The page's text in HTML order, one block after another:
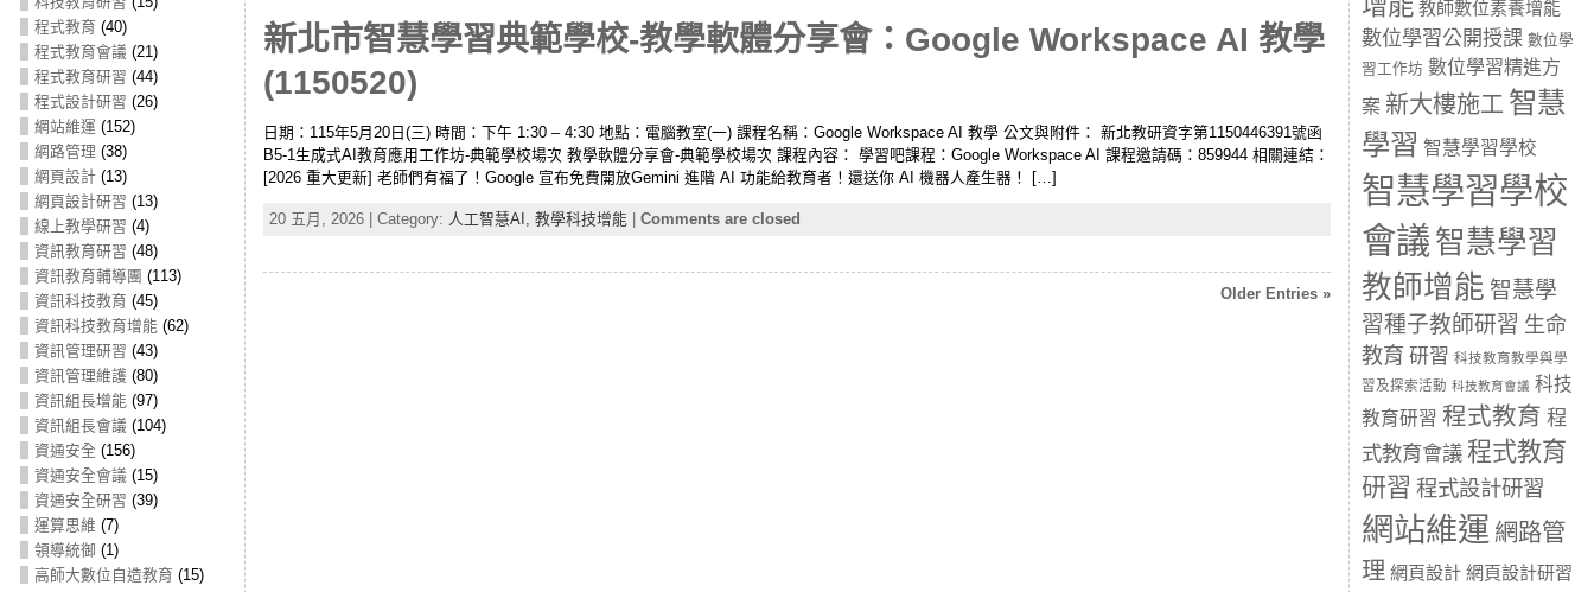
程式教育 (40)
程式教育會議 (21)
程式教育研習 (44)
程式設計研習 (26)
網站維運 (152)
網路管理 (38)
網頁設計(13)
網頁設計研習 (13)
線上教學研習 (4)
資訊教育研習 (48)
資訊教育輔導團 (113)
資訊科技教育 (45)
資訊科技教育增能(62)
資訊管理研習 (43)
資訊管理維護(80)
資訊組長增能(97)
資訊組長會議 (104)
資通安全 (156)
資通安全會議 (15)
資通安全研習 (39)
運算思維 (7)
領導統御 (1)
高師大數位自造教育 (15)
新北市智慧學習典範學校-教學軟體分享會：Google Workspace AI 教學
(1150520)
日期：115年5月20日(三) 時間：下午 1:30 – 4:30 地點：電腦教室(一) 課程名稱：Google Workspace AI 教學 公文與附件： 新北教研資字第1150446391號函
B5-1生成式AI教育應用工作坊-典範學校場次 教學軟體分享會-典範學校場次 課程內容： 學習吧課程：Google Workspace AI 課程邀請碼：859944 相關連結：
[2026 重大更新] 老師們有福了！Google 宣布免費開放Gemini 進階 AI 功能給教育者！還送你 AI 機器人產生器！ […]
20 五月, 2026 | Category: 人工智慧AI, 教學科技增能 Comments are closed
Older Entries »
教師數位素養增能
數位學習公開授課 數位學
習工作坊 數位學習精進方
案 新大樓施工 智慧
學習 智慧學習學校
智慧學習學校
會議 智慧學習
教師增能 智慧學
習種子教師研習 生命
教育 研習 科技教育教學與學
習及探索活動 科技教育會議 科技
教育研習 程式教育 程
式教育會議 程式教育
研習 程式設計研習
網站維運 網路管
理 網頁設計 網頁設計研習